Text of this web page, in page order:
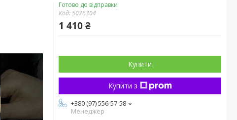
Готово до відправки
Код:5076304
1 410 ₴
Купити
Купити з
+380 (97) 556-57-58
Менеджер